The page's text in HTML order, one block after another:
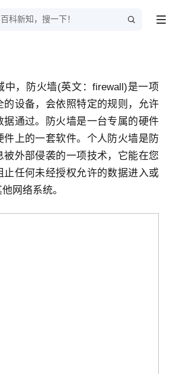
百科新知，搜一下！
中，防火墙(英文：firewall)是一项
的设备，会依照特定的规则，允许
据通过。防火墙是一台专属的硬件
件上的一套软件。个人防火墙是防
被外部侵袭的一项技术，它能在您
止任何未经授权允许的数据进入或
网络系统。